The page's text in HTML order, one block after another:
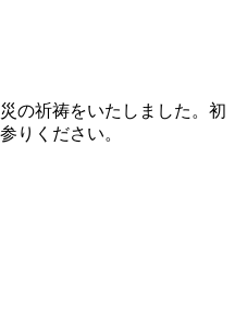
の祈祷をいたしました。初
りください。